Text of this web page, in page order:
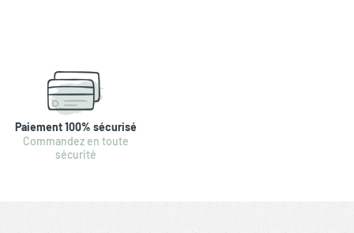
Paiement 100% sécurisé
Commandez en toute
sécurité